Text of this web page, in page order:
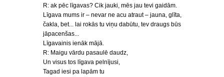
R: ak pēc līgavas? Cik jauki, mēs jau tevi gaidām.
Līgava mums ir – nevar ne acu atraut – jauna, glīta,
čakla, bet... lai rokās tu viņu dabūtu, tev draugs būs
jāpacenšas...
Līgavainis ienāk mājā.
R: Maigu vārdu pasaulē daudz,
Un visus tos līgava pelnījusi,
Tagad iesi pa lapām tu